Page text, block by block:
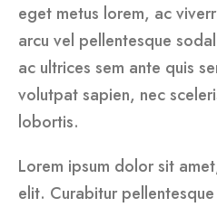
eget metus lorem, ac
arcu vel pellentesque
ac ultrices sem ante quis
volutpat sapien, nec
lobortis.
Lorem ipsum dolor sit
elit. Curabitur